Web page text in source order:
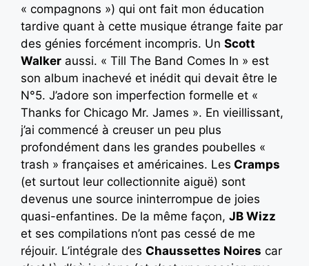
« compagnons ») qui ont fait mon éducation
tardive quant à cette musique étrange faite par
des génies forcément incompris. Un Scott
Walker aussi. « Till The Band Comes In » est
son album inachevé et inédit qui devait être le
N°5. J’adore son imperfection formelle et «
Thanks for Chicago Mr. James ». En vieillissant,
j’ai commencé à creuser un peu plus
profondément dans les grandes poubelles «
trash » françaises et américaines. Les Cramps
(et surtout leur collectionnite aiguë) sont
devenus une source ininterrompue de joies
quasi-enfantines. De la même façon, JB Wizz
et ses compilations n’ont pas cessé de me
réjouir. L’intégrale des Chaussettes Noires car